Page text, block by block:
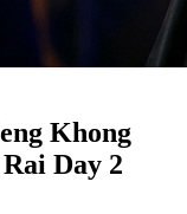
Khong
Day 2